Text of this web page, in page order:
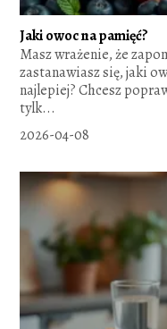
Jaki owoc na pamięć?
Masz wrażenie, że
zastanawiasz się, jaki
najlepiej? Chcesz
tylk...
2026-04-08